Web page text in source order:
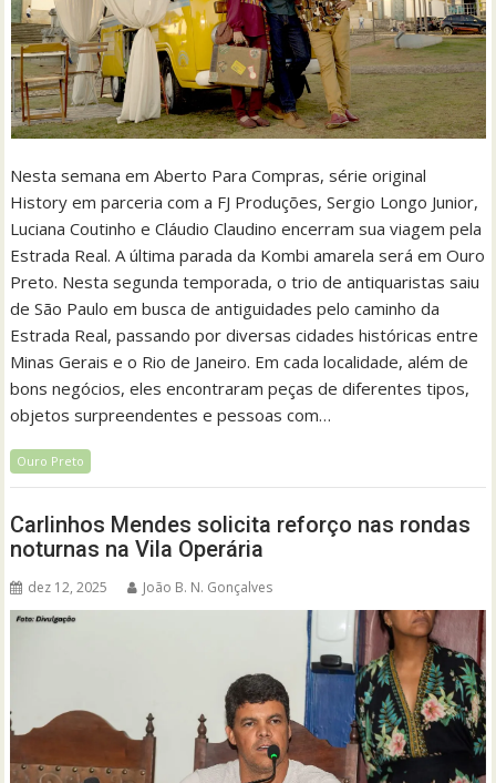
Nesta semana em Aberto Para Compras, série original
History em parceria com a FJ Produções, Sergio Longo Junior,
Luciana Coutinho e Cláudio Claudino encerram sua viagem pela
Estrada Real. A última parada da Kombi amarela será em Ouro
Preto. Nesta segunda temporada, o trio de antiquaristas saiu
de São Paulo em busca de antiguidades pelo caminho da
Estrada Real, passando por diversas cidades históricas entre
Minas Gerais e o Rio de Janeiro. Em cada localidade, além de
bons negócios, eles encontraram peças de diferentes tipos,
objetos surpreendentes e pessoas com…
Ouro Preto
Carlinhos Mendes solicita reforço nas rondas
noturnas na Vila Operária
dez 12, 2025 João B. N. Gonçalves